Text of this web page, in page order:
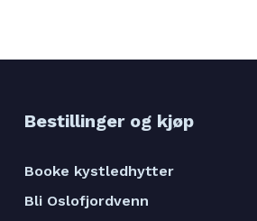
Bestillinger og kjøp
Booke kystledhytter
Bli Oslofjordvenn